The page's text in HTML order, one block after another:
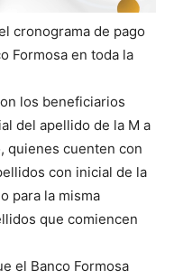
cronograma de pago
Formosa en toda la
los beneficiarios
del apellido de la M a
quienes cuenten con
con inicial de la
para la misma
que comiencen
el Banco Formosa